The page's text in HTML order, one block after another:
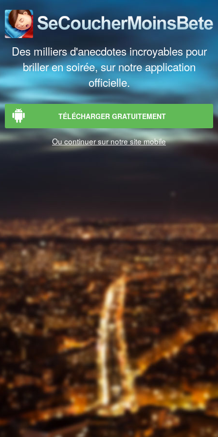
Des milliers d'anecdotes incroyables pour
briller en soirée, sur notre application
officielle.
TÉLÉCHARGER GRATUITEMENT
Ou continuer sur notre site mobile